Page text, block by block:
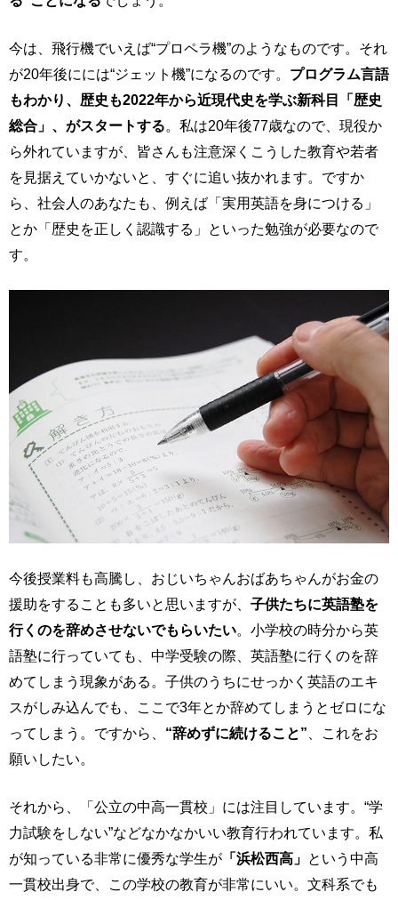
今は、飛行機でいえば“プロペラ機”のようなものです。それ
が20年後にには“ジェット機”になるのです。 プログラム言語
もわかり、歴史も2022年から近現代史を学ぶ新科目「歴史
総合」、がスタートする。私は20年後77歳なので、現役か
ら外れていますが、皆さんも注意深くこうした教育や若者
を見据えていかないと、すぐに追い抜かれます。ですか
ら、社会人のあなたも、例えば「実用英語を身につける」
とか「歴史を正しく認識する」といった勉強が必要なので
す。
今後授業料も高騰し、おじいちゃんおばあちゃんがお金の
援助をすることも多いと思いますが、 子供たちに英語塾を
行くのを辞めさせないでもらいたい。小学校の時分から英
語塾に行っていても、中学受験の際、英語塾に行くのを辞
めてしまう現象がある。子供のうちにせっかく英語のエキ
スがしみ込んでも、ここで3年とか辞めてしまうとゼロにな
ってしまう。ですから、 “辞めずに続けること” 、これをお
願いしたい。
それから、「公立の中高一貫校」には注目しています。“学
力試験をしない”などなかなかいい教育行われています。私
が知っている非常に優秀な学生が 「浜松西高」 という中高
一貫校出身で、この学校の教育が非常にいい。文科系でも